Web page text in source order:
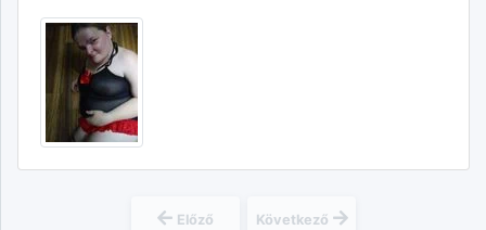
Előző Következő